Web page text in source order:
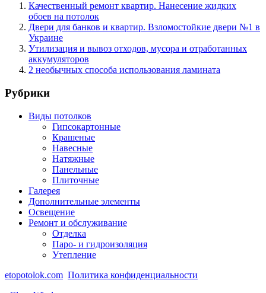
Качественный ремонт квартир. Нанесение жидких
обоев на потолок
Двери для банков и квартир. Взломостойкие двери №1 в
Украине
Утилизация и вывоз отходов, мусора и отработанных
аккумуляторов
2 необычных способа использования ламината
Рубрики
Виды потолков
Гипсокартонные
Крашеные
Навесные
Натяжные
Панельные
Плиточные
Галерея
Дополнительные элементы
Освещение
Ремонт и обслуживание
Отделка
Паро- и гидроизоляция
Утепление
etopotolok.com Политика конфиденциальности